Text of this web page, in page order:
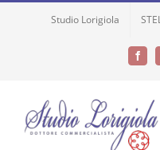
Studio Lorigiola